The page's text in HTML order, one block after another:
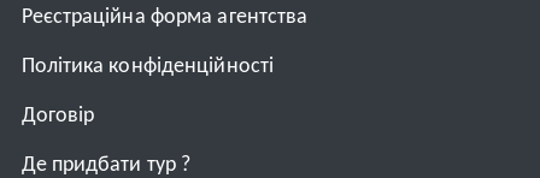
Реєстраційна форма агентства
Політика конфіденційності
Договiр
Де придбати тур ?